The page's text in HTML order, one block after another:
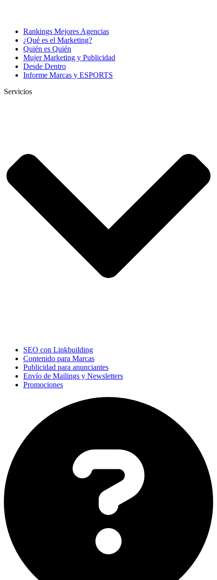
Rankings Mejores Agencias
¿Qué es el Marketing?
Quién es Quién
Mujer Marketing y Publicidad
Desde Dentro
Informe Marcas y ESPORTS
Servicios
SEO con Linkbuilding
Contenido para Marcas
Publicidad para anunciantes
Envío de Mailings y Newsletters
Promociones